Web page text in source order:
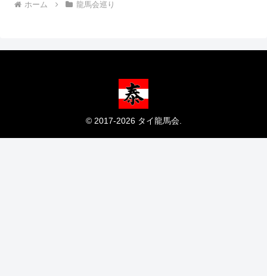
ホーム 龍馬会巡り
© 2017-2026 タイ龍馬会.